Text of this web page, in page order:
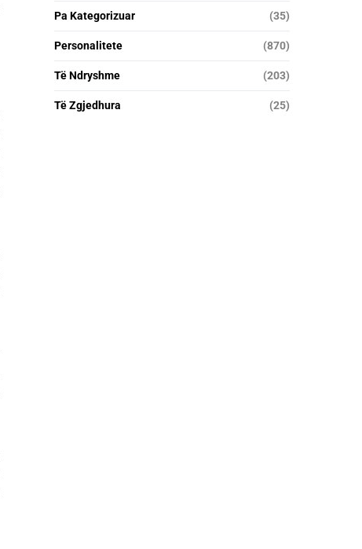
Pa Kategorizuar (35)
Personalitete (870)
Të Ndryshme (203)
Të Zgjedhura (25)